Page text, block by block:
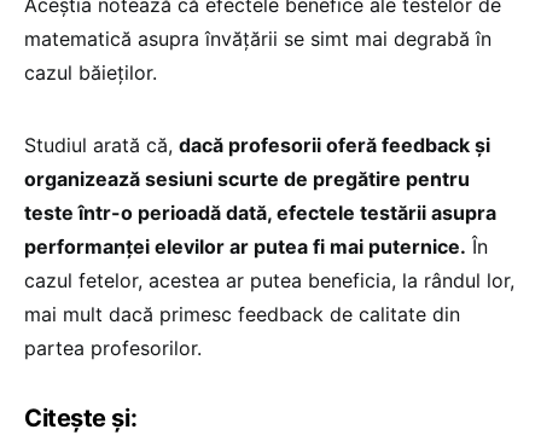
matematică asupra învățării se simt mai degrabă în
cazul băieților.
Studiul arată că, dacă profesorii oferă feedback și
organizează sesiuni scurte de pregătire pentru
teste într-o perioadă dată, efectele testării asupra
performanței elevilor ar putea fi mai puternice. În
cazul fetelor, acestea ar putea beneficia, la rândul lor,
mai mult dacă primesc feedback de calitate din
partea profesorilor.
Citește și: